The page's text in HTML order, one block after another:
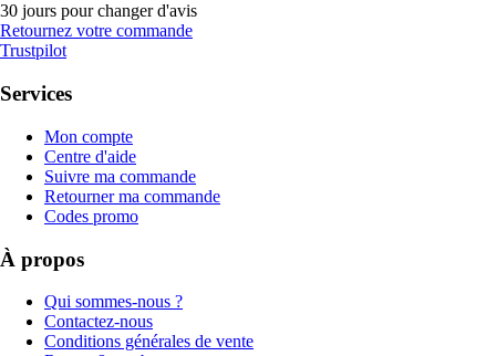
30 jours pour changer d'avis
Retournez votre commande
Trustpilot
Services
Mon compte
Centre d'aide
Suivre ma commande
Retourner ma commande
Codes promo
À propos
Qui sommes-nous ?
Contactez-nous
Conditions générales de vente